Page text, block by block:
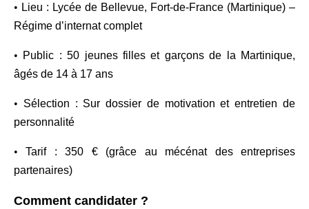
• Lieu : Lycée de Bellevue, Fort-de-France (Martinique) –
Régime d’internat complet
• Public : 50 jeunes filles et garçons de la Martinique,
âgés de 14 à 17 ans
• Sélection : Sur dossier de motivation et entretien de
personnalité
•Tarif : 350 € (grâce au mécénat des entreprises
partenaires)
Comment candidater ?